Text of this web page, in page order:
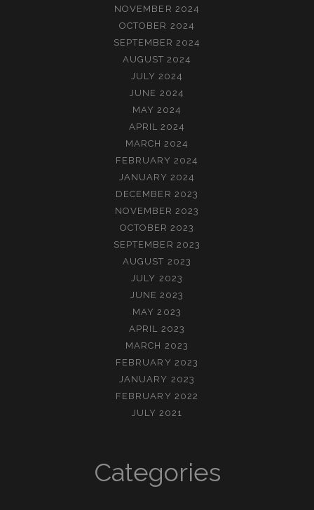
NOVEMBER 2024
OCTOBER 2024
SEPTEMBER 2024
AUGUST 2024
JULY 2024
JUNE 2024
MAY 2024
APRIL 2024
MARCH 2024
FEBRUARY 2024
JANUARY 2024
DECEMBER 2023
NOVEMBER 2023
OCTOBER 2023
SEPTEMBER 2023
AUGUST 2023
JULY 2023
JUNE 2023
MAY 2023
APRIL 2023
MARCH 2023
FEBRUARY 2023
JANUARY 2023
FEBRUARY 2022
JULY 2021
Categories